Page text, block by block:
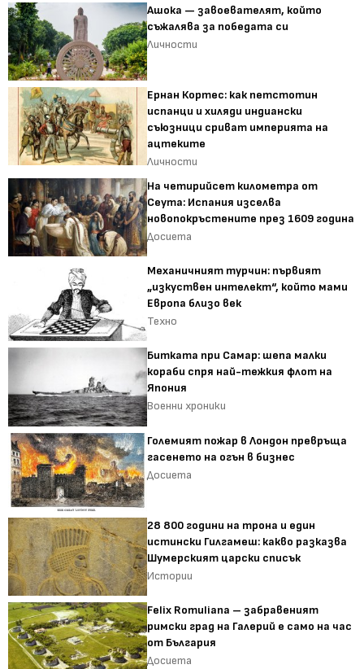
Ашока — завоевателят, който
съжалява за победата си
Личности
Ернан Кортес: как петстотин
испанци и хиляди индиански
съюзници сриват империята на
ацтеките
Личности
На четирийсет километра от
Сеута: Испания изселва
новопокръстените през 1609 година
Досиета
Механичният турчин: първият
„изкуствен интелект“, който мами
Европа близо век
Техно
Битката при Самар: шепа малки
кораби спря най-тежкия флот на
Япония
Военни хроники
Големият пожар в Лондон превръща
гасенето на огън в бизнес
Досиета
28 800 години на трона и един
истински Гилгамеш: какво разказва
Шумерският царски списък
Истории
Felix Romuliana – забравеният
римски град на Галерий е само на час
от България
Досиета